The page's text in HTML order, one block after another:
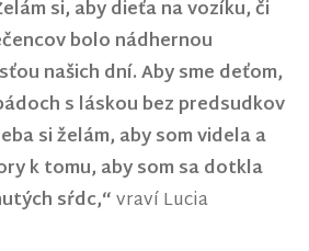
si, aby dieťa na vozíku, či
bolo nádhernou
našich dní. Aby sme deťom,
s láskou bez predsudkov
si želám, aby som videla a
k tomu, aby som sa dotkla
sŕdc,“vraví Lucia